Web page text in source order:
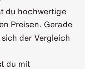
du hochwertige
Preisen. Gerade
der Vergleich
du mit